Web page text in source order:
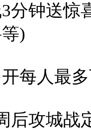
分钟送惊
)
每人最
后攻城战